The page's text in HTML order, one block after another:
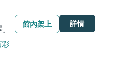
.
彩
館內架上 詳情